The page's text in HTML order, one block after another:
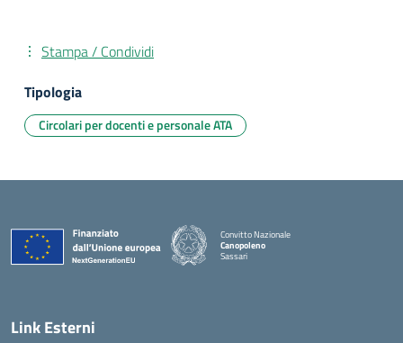
Stampa / Condividi
Tipologia
Circolari per docenti e personale ATA
Convitto Nazionale
Canopoleno
Sassari
Link Esterni